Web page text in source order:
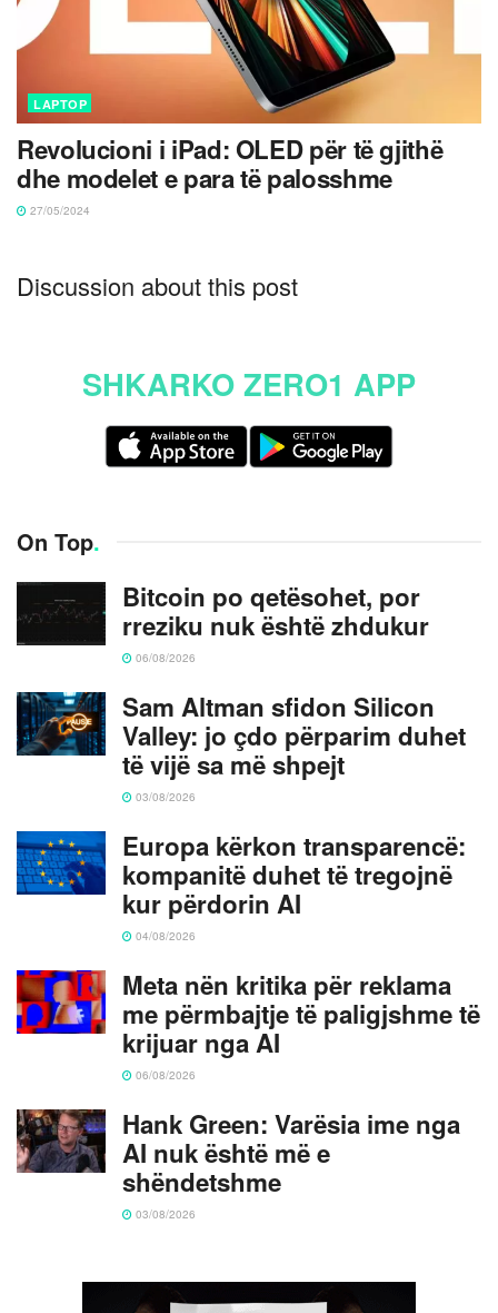
LAPTOP
Revolucioni i iPad: OLED për të gjithë
dhe modelet e para të palosshme
27/05/2024
Discussion about this post
SHKARKO ZERO1 APP
On Top.
Bitcoin po qetësohet, por
rreziku nuk është zhdukur
06/08/2026
Sam Altman sfidon Silicon
Valley: jo çdo përparim duhet
të vijë sa më shpejt
03/08/2026
Europa kërkon transparencë:
kompanitë duhet të tregojnë
kur përdorin AI
04/08/2026
Meta nën kritika për reklama
me përmbajtje të paligjshme të
krijuar nga AI
06/08/2026
Hank Green: Varësia ime nga
AI nuk është më e
shëndetshme
03/08/2026